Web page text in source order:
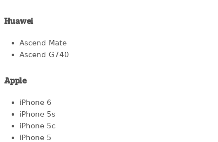
Huawei
Ascend Mate
Ascend G740
Apple
iPhone 6
iPhone 5s
iPhone 5c
iPhone 5